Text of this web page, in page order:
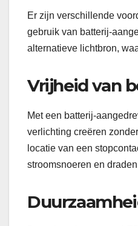
Er zijn verschillende
gebruik van batterij-
alternatieve lichtbron,
Vrijheid van
Met een batterij-
verlichting creëren
locatie van een
stroomsnoeren en